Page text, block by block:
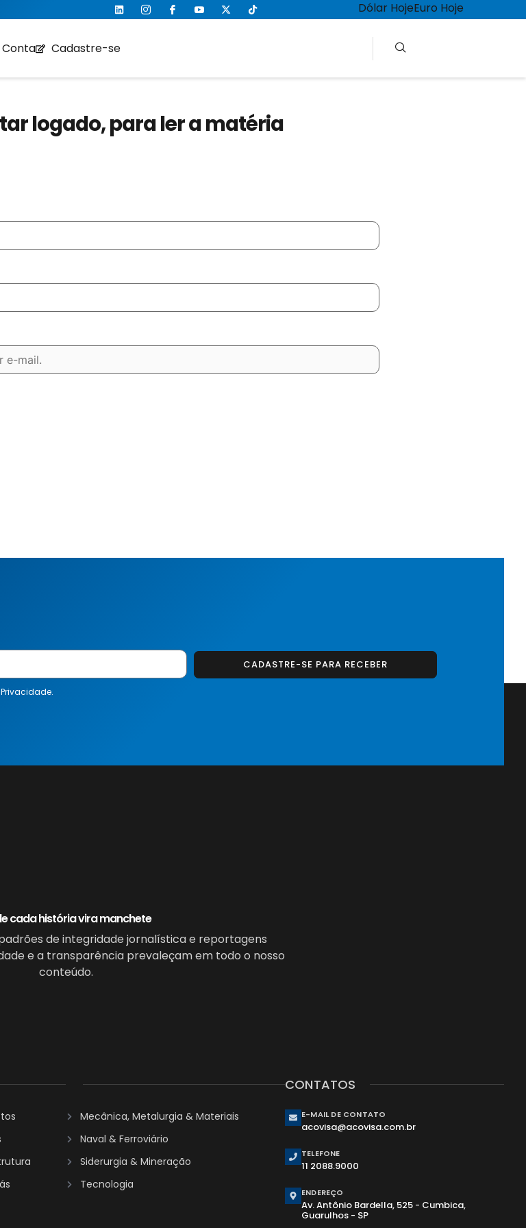
Dólar HojeEuro Hoje
Conta Cadastre-se
logado, para ler a matéria
CADASTRE-SE PARA RECEBER
cada história vira manchete
de integridade jornalística e reportagens
e a transparência prevaleçam em todo o nosso
conteúdo.
Mecânica, Metalurgia & Materiais
Naval & Ferroviário
Siderurgia & Mineração
Tecnologia
CONTATOS
E-MAIL DE CONTATO
acovisa@acovisa.com.br
TELEFONE
11 2088.9000
ENDEREÇO
Av. Antônio Bardella, 525 - Cumbica,
Guarulhos - SP